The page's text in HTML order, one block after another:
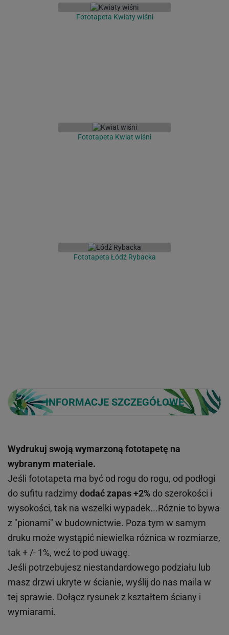
Fototapeta Kwiaty wiśni
Fototapeta Kwiat wiśni
Fototapeta Łódź Rybacka
INFORMACJE SZCZEGÓŁOWE
Wydrukuj swoją wymarzoną fototapetę na
wybranym materiale.
Jeśli fototapeta ma być od rogu do rogu, od podłogi
do sufitu radzimy dodać zapas +2% do szerokości i
wysokości, tak na wszelki wypadek...Różnie to bywa
z "pionami" w budownictwie. Poza tym w samym
druku może wystąpić niewielka różnica w rozmiarze,
tak + /- 1%, weź to pod uwagę.
Jeśli potrzebujesz niestandardowego podziału lub
masz drzwi ukryte w ścianie, wyślij do nas maila w
tej sprawie. Dołącz rysunek z kształtem ściany i
wymiarami.